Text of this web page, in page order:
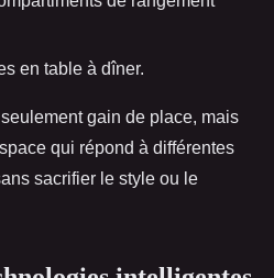
en table à dîner.
gain de place, mais
qui répond à différentes
sacrifier le style ou le